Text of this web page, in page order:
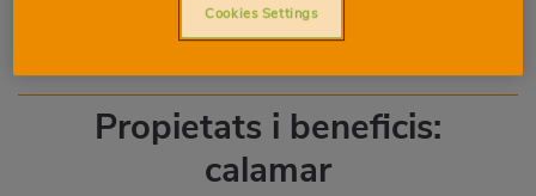
Propietats i beneficis:
calamar
Cookies Settings